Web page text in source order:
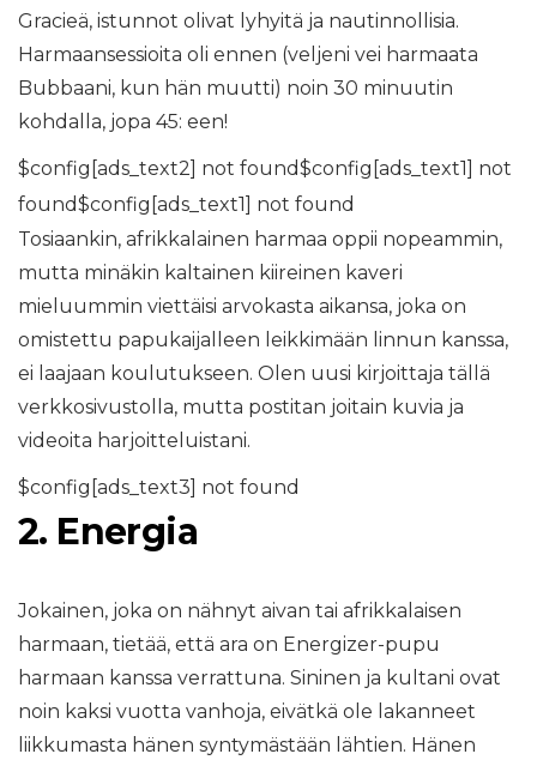
Gracieä, istunnot olivat lyhyitä ja nautinnollisia.
Harmaansessioita oli ennen (veljeni vei harmaata
Bubbaani, kun hän muutti) noin 30 minuutin
kohdalla, jopa 45: een!
$config[ads_text2] not found$config[ads_text1] not
found$config[ads_text1] not found
Tosiaankin, afrikkalainen harmaa oppii nopeammin,
mutta minäkin kaltainen kiireinen kaveri
mieluummin viettäisi arvokasta aikansa, joka on
omistettu papukaijalleen leikkimään linnun kanssa,
ei laajaan koulutukseen. Olen uusi kirjoittaja tällä
verkkosivustolla, mutta postitan joitain kuvia ja
videoita harjoitteluistani.
$config[ads_text3] not found
2. Energia
Jokainen, joka on nähnyt aivan tai afrikkalaisen
harmaan, tietää, että ara on Energizer-pupu
harmaan kanssa verrattuna. Sininen ja kultani ovat
noin kaksi vuotta vanhoja, eivätkä ole lakanneet
liikkumasta hänen syntymästään lähtien. Hänen